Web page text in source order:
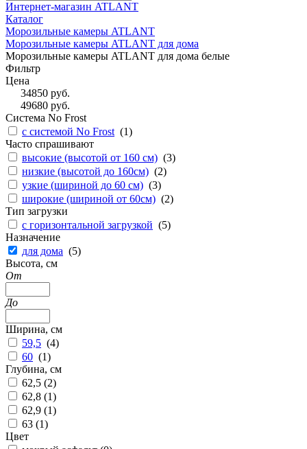
Интернет-магазин ATLANT
Каталог
Морозильные камеры ATLANT
Морозильные камеры ATLANT для дома
Морозильные камеры ATLANT для дома белые
Фильтр
Цена
34850руб.
49680руб.
Система No Frost
с системой No Frost (1)
Часто спрашивают
высокие (высотой от 160 см) (3)
низкие (высотой до 160см) (2)
узкие (шириной до 60 см) (3)
широкие (шириной от 60см) (2)
Тип загрузки
с горизонтальной загрузкой (5)
Назначение
для дома (5)
Высота, см
От
До
Ширина, см
59,5 (4)
60 (1)
Глубина, см
62,5 (2)
62,8 (1)
62,9 (1)
63 (1)
Цвет